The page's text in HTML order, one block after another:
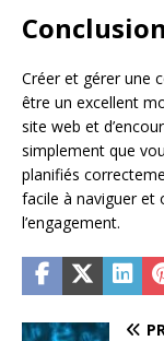
Conclusion
Créer et gérer une
être un excellent
site web et
simplement que
planifiés
facile à naviguer et
l’engagement.